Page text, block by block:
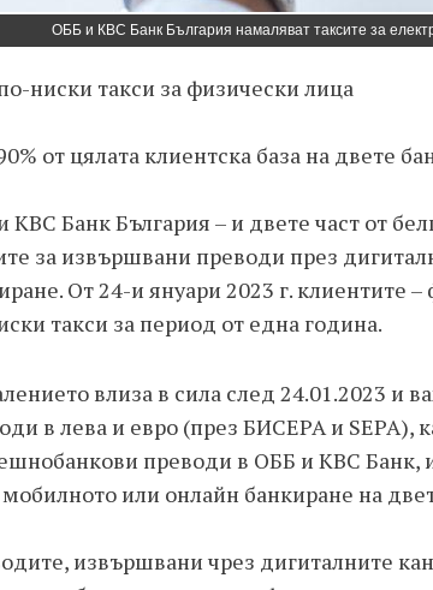
ОББ и КВС Банк България намаляват таксите за
ниски такси за физически лица
от цялата клиентска база на двете
КВС Банк България – и двете част от
за извършвани преводи през
От 24-и януари 2023 г. клиентите
такси за период от една година.
влиза в сила след 24.01.2023 и
в лева и евро (през БИСЕРА и SEPA),
преводи в ОББ и КВС Банк,
или онлайн банкиране на
извършвани чрез дигиталните